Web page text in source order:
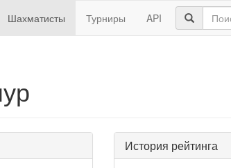
Шахматисты Турниры API
История рейтинга